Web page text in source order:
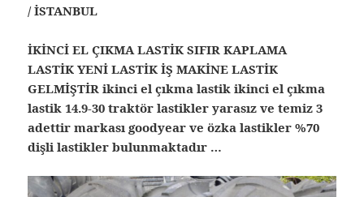
/ İSTANBUL
İKİNCİ EL ÇIKMA LASTİK SIFIR KAPLAMA
LASTİK YENİ LASTİK İŞ MAKİNE LASTİK
GELMİŞTİR ikinci el çıkma lastik ikinci el çıkma
lastik 14.9-30 traktör lastikler yarasız ve temiz 3
adettir markası goodyear ve özka lastikler %70
dişli lastikler bulunmaktadır …